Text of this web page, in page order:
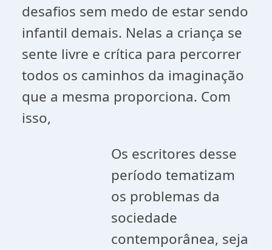
desafios sem medo de estar sendo
infantil demais. Nelas a criança se
sente livre e crítica para percorrer
todos os caminhos da imaginação
que a mesma proporciona. Com
isso,
Os escritores desse
período tematizam
os problemas da
sociedade
contemporânea, seja